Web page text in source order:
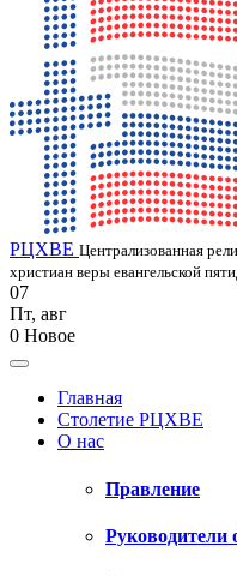
РЦХВЕ Централизованная
христиан веры евангельской
07
Пт, авг
0 Новое
Главная
Столетие РЦХВЕ
О нас
Правление
Руководители